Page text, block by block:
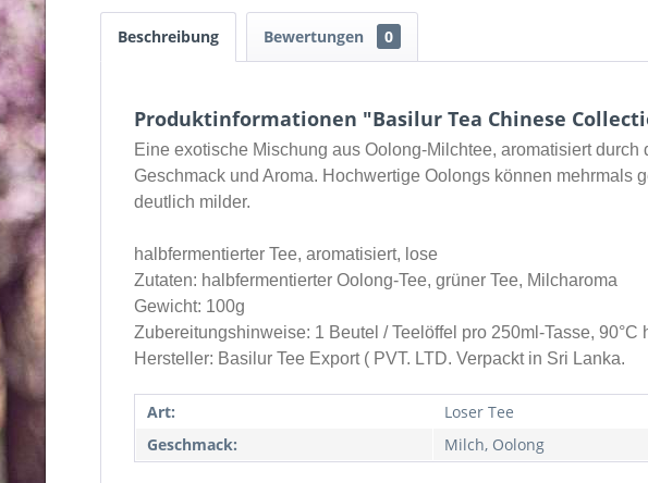
Beschreibung Bewertungen 0
Produktinformationen "Basilur Tea Chinese
Eine exotische Mischung aus Oolong-Milchtee, aromatisiert
Geschmack und Aroma. Hochwertige Oolongs können mehrmals
deutlich milder.
halbfermentierter Tee, aromatisiert, lose
Zutaten: halbfermentierter Oolong-Tee, grüner Tee, Milcharoma
Gewicht: 100g
Zubereitungshinweise: 1 Beutel / Teelöffel pro 250ml-Tasse,
Hersteller: Basilur Tee Export ( PVT. LTD. Verpackt in Sri Lanka.
Art:
Loser Tee
Geschmack:
Milch, Oolong